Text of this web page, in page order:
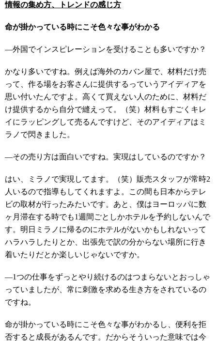
情報の集め方、トレンドの感じ方
命が掛かっている時にこそ色々な事がわかる
―外国でインスピレーションを受けることも多いですか？
かなり多いですね。例えば海外のカバン屋で、材料だけ売
って、作る場をお客さんに提供するっていうアイディアを
思い付いたんですよ。高くて買えない人のために、材料だ
け提供するから自分で縫えって。（笑）材料もすごくキレ
イにラッピングして売るんですけど、そのアイディアはミ
ラノで閃きました。
―その売り方は面白いですね。実現はしているのですか？
はい、ミラノで実現してます。（笑）販売スタッフが常時2
人いるので指導もしてくれますよ。この間も日本からテレ
ビの取材が行ったみたいです。あと、僕はヨーロッパに数
ヶ月滞在する時でも1週間ごとしかホテルを予約しないんで
す。明日ミラノに帰るのにホテルがないかもしれないって
ハラハラしたりとか、出張先で訳の分からない場所に行き
着いたりだとか楽しいじゃないですか。
―1つの仕事をずっとやり続けるのはつまらないとおっしゃ
っていましたが、常に刺激を求める生き方をされているの
ですね。
命が掛かっている時にこそ色々な事がわかるし、便利を拒
否すると成長があるんです。だからそういった意味では今